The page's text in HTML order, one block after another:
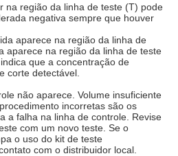
na região da linha de teste (T) pode
negativa sempre que houver
aparece na região da linha de
aparece na região da linha de teste
que a concentração de
corte detectável.
não aparece. Volume insuficiente
incorretas são os
a falha na linha de controle. Revise
com um novo teste. Se o
o uso do kit de teste
com o distribuidor local.